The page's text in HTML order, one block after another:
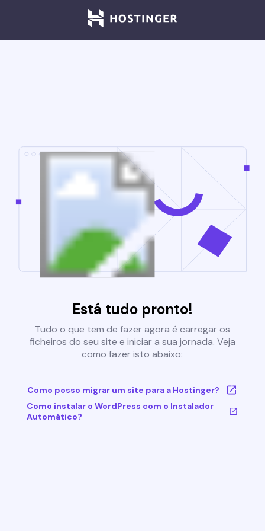
Está tudo pronto!
Tudo o que tem de fazer agora é carregar os
ficheiros do seu site e iniciar a sua jornada. Veja
como fazer isto abaixo:
Como posso migrar um site para a Hostinger?
Como instalar o WordPress com o Instalador
Automático?